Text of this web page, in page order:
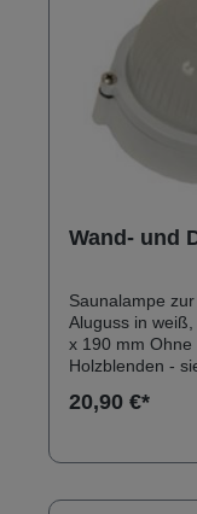
Wand- und
Saunalampe
Aluguss in
x 190 mm
Holzblenden -
20,90 €*